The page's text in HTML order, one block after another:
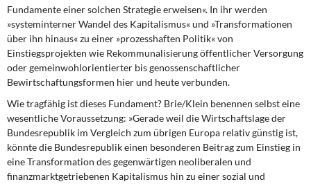
Fundamente einer solchen Strategie erweisen«. In ihr werden
»systeminterner Wandel des Kapitalismus« und »Transformationen
über ihn hinaus« zu einer »prozesshaften Politik« von
Einstiegsprojekten wie Rekommunalisierung öffentlicher Versorgung
oder gemeinwohlorientierter bis genossenschaftlicher
Bewirtschaftungsformen hier und heute verbunden.
Wie tragfähig ist dieses Fundament? Brie/Klein benennen selbst eine
wesentliche Voraussetzung: »Gerade weil die Wirtschaftslage der
Bundesrepublik im Vergleich zum übrigen Europa relativ günstig ist,
könnte die Bundesrepublik einen besonderen Beitrag zum Einstieg in
eine Transformation des gegenwärtigen neoliberalen und
finanzmarktgetriebenen Kapitalismus hin zu einer sozial und